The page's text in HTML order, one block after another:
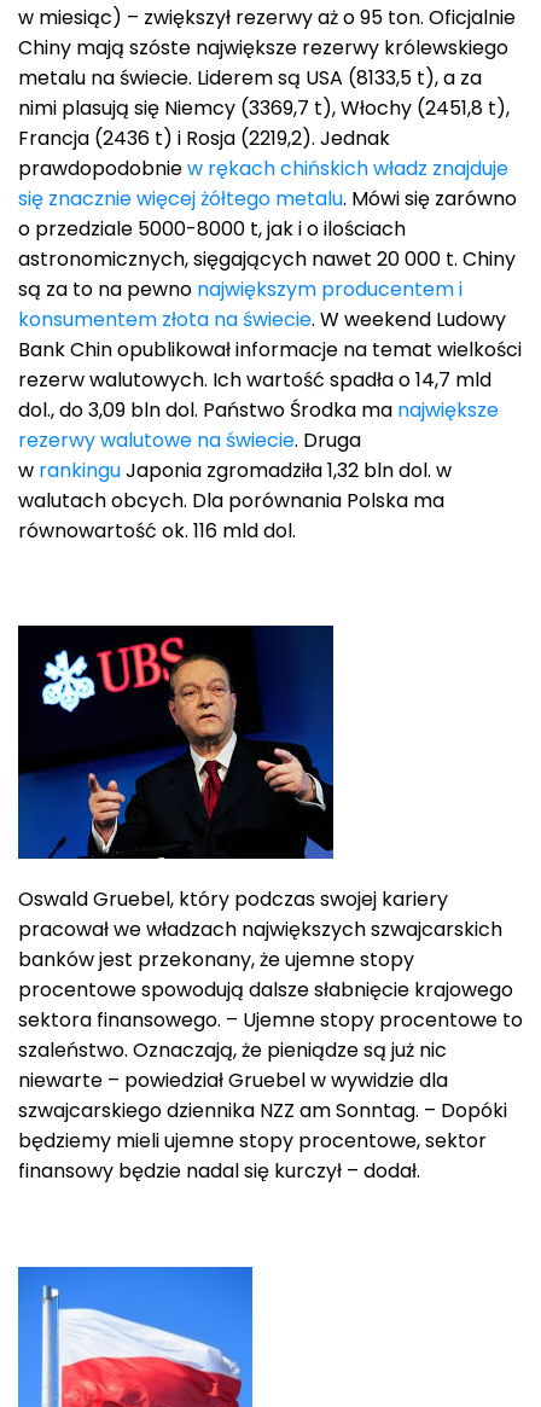
w miesiąc) – zwiększył rezerwy aż o 95 ton. Oficjalnie
Chiny mają szóste największe rezerwy królewskiego
metalu na świecie. Liderem są USA (8133,5 t), a za
nimi plasują się Niemcy (3369,7 t), Włochy (2451,8 t),
Francja (2436 t) i Rosja (2219,2). Jednak
prawdopodobniew rękach chińskich władz znajduje
się znacznie więcej żółtego metalu. Mówi się zarówno
o przedziale 5000-8000 t, jak i o ilościach
astronomicznych, sięgających nawet 20 000 t. Chiny
są za to na pewno największym producentem i
konsumentem złota na świecie. W weekend Ludowy
Bank Chin opublikował informacje na temat wielkości
rezerw walutowych. Ich wartość spadła o 14,7 mld
dol., do 3,09 bln dol. Państwo Środka ma największe
rezerwy walutowe na świecie. Druga
w rankinguJaponia zgromadziła 1,32 bln dol. w
walutach obcych. Dla porównania Polska ma
równowartość ok. 116 mld dol.
Oswald Gruebel, który podczas swojej kariery
pracował we władzach największych szwajcarskich
banków jest przekonany, że ujemne stopy
procentowe spowodują dalsze słabnięcie krajowego
sektora finansowego. – Ujemne stopy procentowe to
szaleństwo. Oznaczają, że pieniądze są już nic
niewarte – powiedział Gruebel w wywidzie dla
szwajcarskiego dziennika NZZ am Sonntag. – Dopóki
będziemy mieli ujemne stopy procentowe, sektor
finansowy będzie nadal się kurczył – dodał.